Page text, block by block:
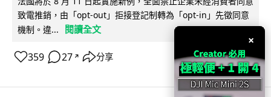
致電推銷，由「opt-out」拒接登記制轉為「opt-in」先徵同意
機制。違...
閱讀全文
359 27 ↗ 分享
×